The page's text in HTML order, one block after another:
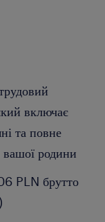
включає
та повне
вашої родини
PLN брутто